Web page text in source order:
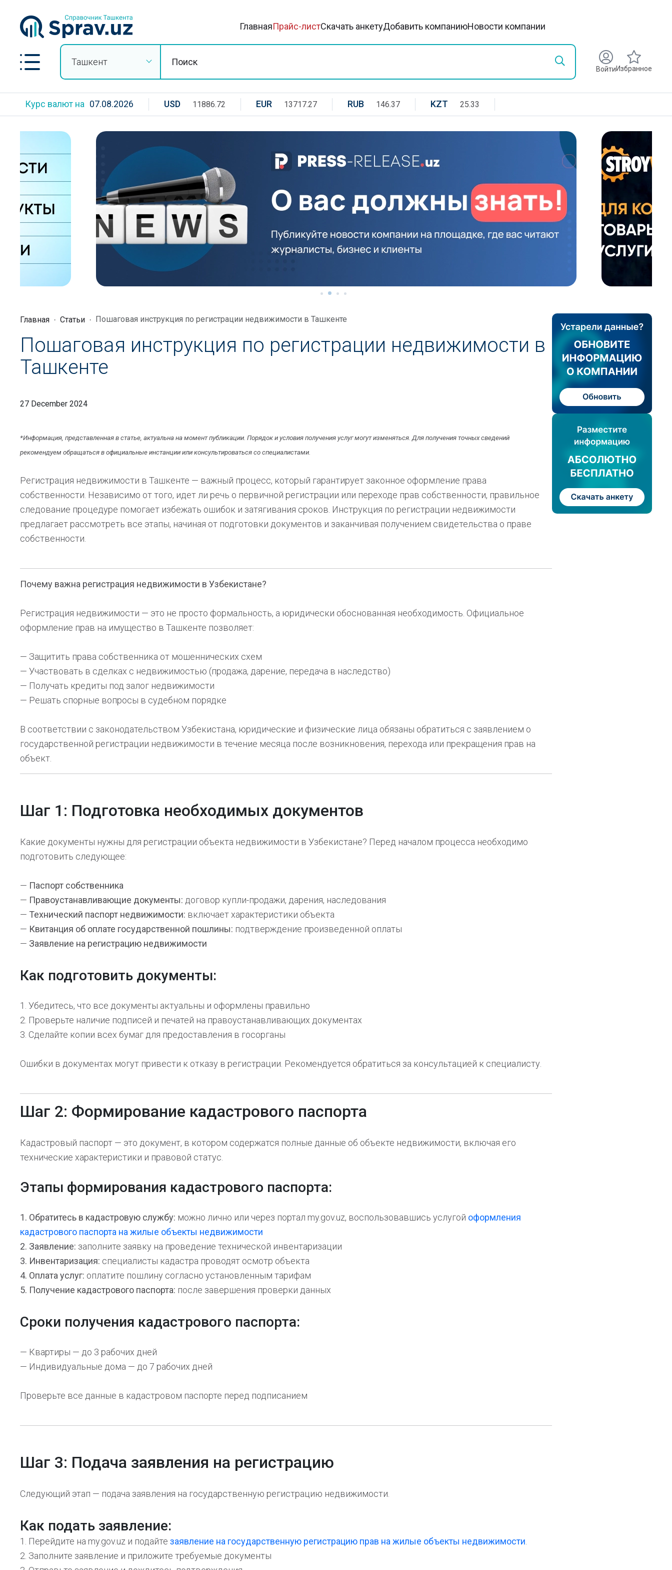
ГлавнаяПрайс-листСкачать анкетуДобавить компаниюНовости компании
Ташкент
ВойтиИзбранное
Курс валют на 07.08.2026 USD 11886.72 EUR 13717.27 RUB 146.37 KZT 25.33
Главная Статьи Пошаговая инструкция по регистрации недвижимости в Ташкенте
Пошаговая инструкция по регистрации недвижимости в
Ташкенте
27 December 2024
*Информация, представленная в статье, актуальна на момент публикации. Порядок и условия получения услуг могут изменяться. Для получения точных сведений
рекомендуем обращаться в официальные инстанции или консультироваться со специалистами.
Регистрация недвижимости в Ташкенте — важный процесс, который гарантирует законное оформление права
собственности. Независимо от того, идет ли речь о первичной регистрации или переходе прав собственности, правильное
следование процедуре помогает избежать ошибок и затягивания сроков. Инструкция по регистрации недвижимости
предлагает рассмотреть все этапы, начиная от подготовки документов и заканчивая получением свидетельства о праве
собственности.
Почему важна регистрация недвижимости в Узбекистане?
Регистрация недвижимости — это не просто формальность, а юридически обоснованная необходимость. Официальное
оформление прав на имущество в Ташкенте позволяет:
— Защитить права собственника от мошеннических схем
— Участвовать в сделках с недвижимостью (продажа, дарение, передача в наследство)
— Получать кредиты под залог недвижимости
— Решать спорные вопросы в судебном порядке
В соответствии с законодательством Узбекистана, юридические и физические лица обязаны обратиться с заявлением о
государственной регистрации недвижимости в течение месяца после возникновения, перехода или прекращения прав на
объект.
Шаг 1: Подготовка необходимых документов
Какие документы нужны для регистрации объекта недвижимости в Узбекистане? Перед началом процесса необходимо
подготовить следующее:
— Паспорт собственника
— Правоустанавливающие документы: договор купли-продажи, дарения, наследования
— Технический паспорт недвижимости: включает характеристики объекта
— Квитанция об оплате государственной пошлины: подтверждение произведенной оплаты
— Заявление на регистрацию недвижимости
Как подготовить документы:
1. Убедитесь, что все документы актуальны и оформлены правильно
2. Проверьте наличие подписей и печатей на правоустанавливающих документах
3. Сделайте копии всех бумаг для предоставления в госорганы
Ошибки в документах могут привести к отказу в регистрации. Рекомендуется обратиться за консультацией к специалисту.
Шаг 2: Формирование кадастрового паспорта
Кадастровый паспорт — это документ, в котором содержатся полные данные об объекте недвижимости, включая его
технические характеристики и правовой статус.
Этапы формирования кадастрового паспорта:
1. Обратитесь в кадастровую службу: можно лично или через портал my.gov.uz, воспользовавшись услугой оформления
кадастрового паспорта на жилые объекты недвижимости
2. Заявление: заполните заявку на проведение технической инвентаризации
3. Инвентаризация: специалисты кадастра проводят осмотр объекта
4. Оплата услуг: оплатите пошлину согласно установленным тарифам
5. Получение кадастрового паспорта: после завершения проверки данных
Сроки получения кадастрового паспорта:
— Квартиры — до 3 рабочих дней
— Индивидуальные дома — до 7 рабочих дней
Проверьте все данные в кадастровом паспорте перед подписанием
Шаг 3: Подача заявления на регистрацию
Следующий этап — подача заявления на государственную регистрацию недвижимости.
Как подать заявление:
1. Перейдите на my.gov.uz и подайте заявление на государственную регистрацию прав на жилые объекты недвижимости
2. Заполните заявление и приложите требуемые документы